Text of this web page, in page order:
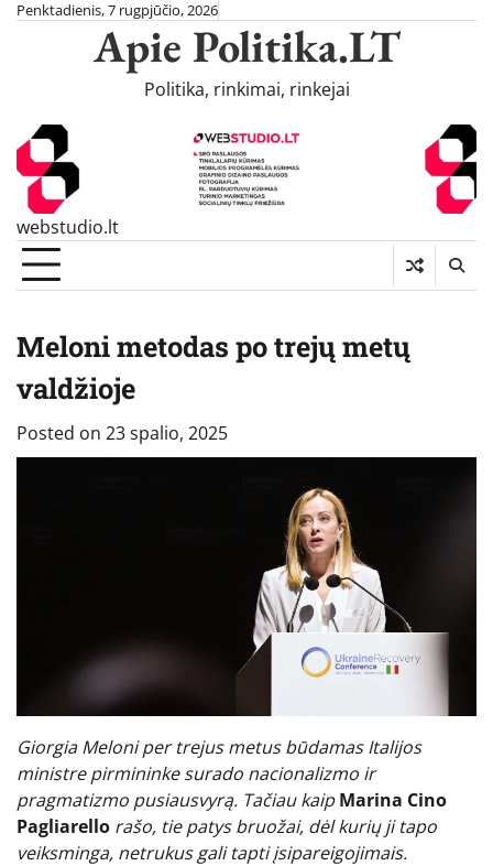
SkipPenktadienis, 7 rugpjūčio, 2026
Apie Politika.LT
Politika, rinkimai, rinkejai
webstudio.lt
Meloni metodas po trejų metų
valdžioje
Posted on 23 spalio, 2025
Giorgia Meloni per trejus metus būdamas Italijos
ministre pirmininke surado nacionalizmo ir
pragmatizmo pusiausvyrą. Tačiau kaipMarina Cino
Pagliarello rašo, tie patys bruožai, dėl kurių ji tapo
veiksminga, netrukus gali tapti įsipareigojimais.